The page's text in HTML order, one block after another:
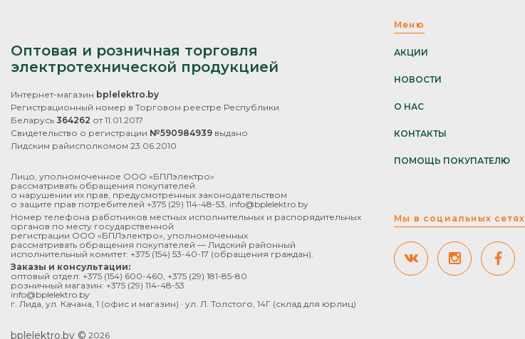
Оптовая и розничная торговля
электротехнической продукцией
Интернет-магазин bplelektro.by
Регистрационный номер в Торговом реестре Республики
Беларусь 364262 от 11.01.2017
Свидетельство о регистрации №590984939 выдано
Лидским райисполкомом 23.06.2010
Лицо, уполномоченное ООО «БПЛэлектро»
рассматривать обращения покупателей
о нарушении их прав, предусмотренных законодательством
о защите прав потребителей +375 (29) 114-48-53 info@bplelektro.by
Номер телефона работников местных исполнительных и распорядительных
органов по месту государственной
регистрации ООО «БПЛэлектро», уполномоченных
рассматривать обращения покупателей — Лидский районный
исполнительный комитет: +375 (154) 53-40-17 (обращения граждан).
Заказы и консультации:
оптовый отдел: +375 (154) 600-460 +375 (29) 181-85-80
розничный магазин: +375 (29) 114-48-53
info@bplelektro.by
г. Лида, ул. Качана, 1 (офис и магазин) · ул. Л. Толстого, 14Г (склад для юрлиц)
bplelektro.by © 2026
Меню
АКЦИИ
НОВОСТИ
О НАС
КОНТАКТЫ
ПОМОЩЬ ПОКУПАТЕЛЮ
Мы в социальных сетях